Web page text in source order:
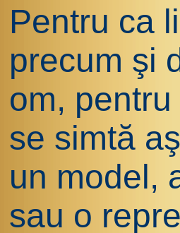
Pentru ca
precum şi
om,
se simtă
un model,
sau o